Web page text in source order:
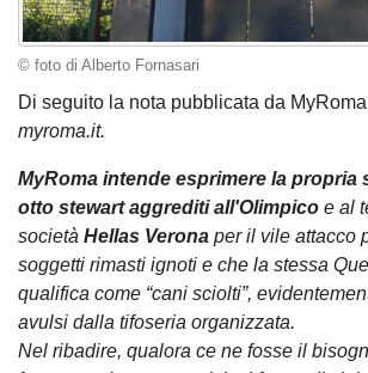
© foto di Alberto Fornasari
Di seguito la nota pubblicata da
myroma.it.
MyRoma intende esprimere la propria
otto stewart aggrediti all'Olimpico e al
società Hellas Verona per il vile attacco
soggetti rimasti ignoti e che la stessa
qualifica come “cani sciolti”,
avulsi dalla tifoseria organizzata.
Nel ribadire, qualora ce ne fosse il